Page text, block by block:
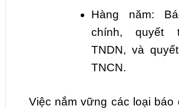
Hàng năm:
chính, quyết
TNDN, và
TNCN.
Việc nắm vững các loại báo